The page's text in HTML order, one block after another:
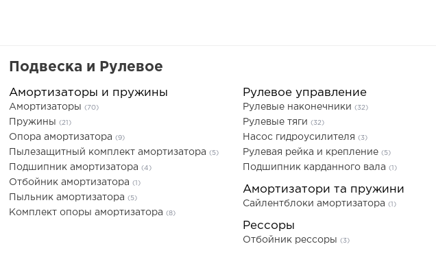
Подвеска и Рулевое
Амортизаторы и пружины
Амортизаторы (70)
Пружины (21)
Опора амортизатора (9)
Пылезащитный комплект амортизатора (5)
Подшипник амортизатора (4)
Отбойник амортизатора (1)
Пыльник амортизатора (5)
Комплект опоры амортизатора (8)
Рулевое управление
Рулевые наконечники (32)
Рулевые тяги (32)
Насос гидроусилителя (3)
Рулевая рейка и крепление (5)
Подшипник карданного вала (1)
Амортизатори та пружини
Сайлентблоки амортизатора (1)
Рессоры
Отбойник рессоры (3)